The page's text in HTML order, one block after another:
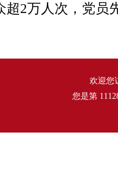
超2万人次，党员
欢迎您
您是第